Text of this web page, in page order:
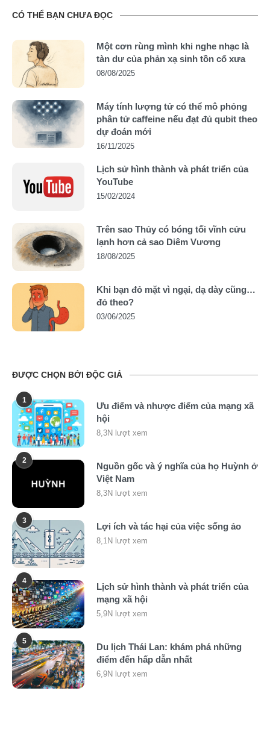
CÓ THỂ BẠN CHƯA ĐỌC
Một cơn rùng mình khi nghe nhạc là
tàn dư của phản xạ sinh tồn cổ xưa
08/08/2025
Máy tính lượng tử có thể mô phỏng
phân tử caffeine nếu đạt đủ qubit theo
dự đoán mới
16/11/2025
Lịch sử hình thành và phát triển của
YouTube
15/02/2024
Trên sao Thủy có bóng tối vĩnh cửu
lạnh hơn cả sao Diêm Vương
18/08/2025
Khi bạn đỏ mặt vì ngại, dạ dày cũng…
đỏ theo?
03/06/2025
ĐƯỢC CHỌN BỞI ĐỘC GIẢ
1
Ưu điểm và nhược điểm của mạng xã
hội
8,3N lượt xem
2
Nguồn gốc và ý nghĩa của họ Huỳnh ở
Việt Nam
8,3N lượt xem
3
Lợi ích và tác hại của việc sống ảo
8,1N lượt xem
4
Lịch sử hình thành và phát triển của
mạng xã hội
5,9N lượt xem
5
Du lịch Thái Lan: khám phá những
điểm đến hấp dẫn nhất
6,9N lượt xem